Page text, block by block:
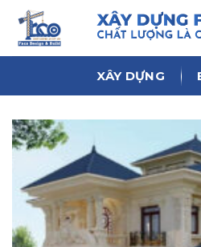
Chuyển
đến
nội
XÂY DỰNG